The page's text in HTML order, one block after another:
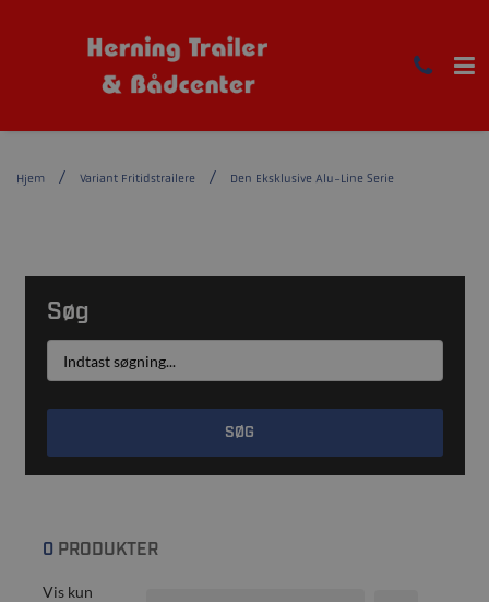
Hjem Variant Fritidstrailere Den Eksklusive Alu-Line Serie
Søg
SØG
0 PRODUKTER
Vis kun